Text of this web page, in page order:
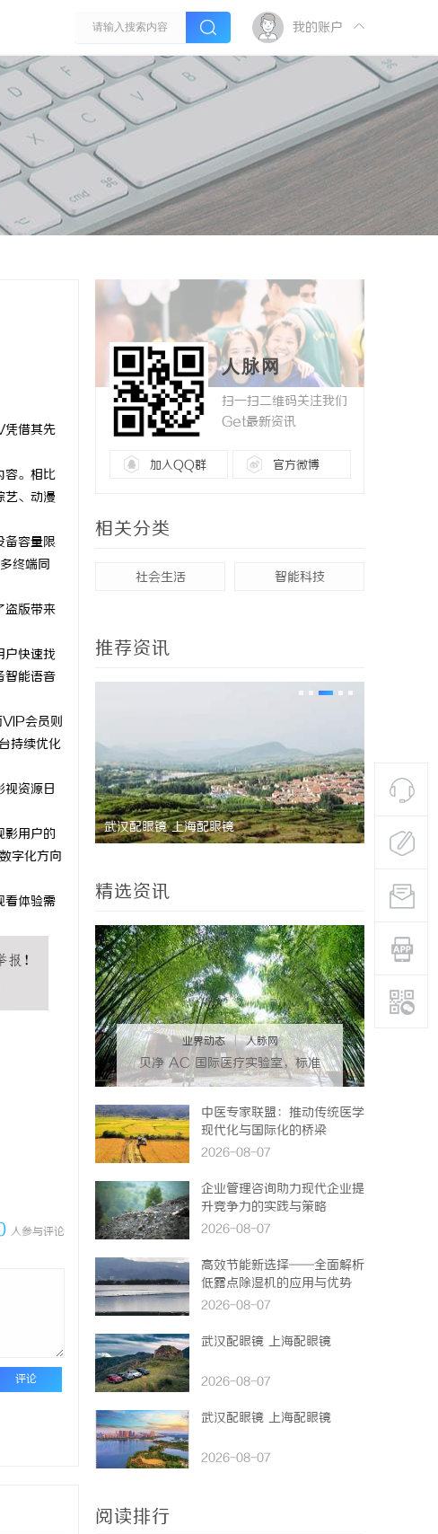
我的账户
凭借其先
容。相比
艺、动漫
备容量限
终端同
盗版带来
户快速找
智能语音
会员则
持续优化
视资源日
影用户的
字化方向
看体验需
人参与评论
评论
人脉网
扫一扫二维码关注我们
Get最新资讯
加入QQ群 官方微博
相关分类
社会生活 智能科技
推荐资讯
益，助您走出 武汉配眼镜 上海配眼镜 武汉配眼
精选资讯
业界动态 | 人脉网
贝净 AC 国际医疗实验室，标准
化研发体系全解析
中医专家联盟：推动传统医学
现代化与国际化的桥梁
2026-08-07
企业管理咨询助力现代企业提
升竞争力的实践与策略
2026-08-07
高效节能新选择——全面解析
低露点除湿机的应用与优势
2026-08-07
武汉配眼镜 上海配眼镜
2026-08-07
武汉配眼镜 上海配眼镜
2026-08-07
阅读排行